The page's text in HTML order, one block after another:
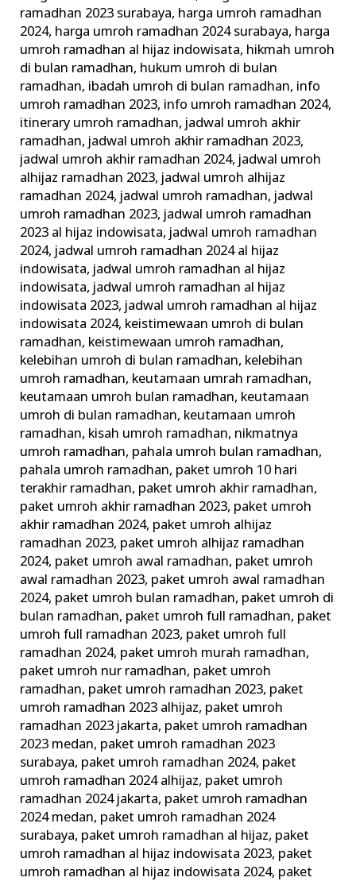
ramadhan 2023 surabaya, harga umroh ramadhan
2024, harga umroh ramadhan 2024 surabaya, harga
umroh ramadhan al hijaz indowisata, hikmah umroh
di bulan ramadhan, hukum umroh di bulan
ramadhan, ibadah umroh di bulan ramadhan, info
umroh ramadhan 2023, info umroh ramadhan 2024,
itinerary umroh ramadhan, jadwal umroh akhir
ramadhan, jadwal umroh akhir ramadhan 2023,
jadwal umroh akhir ramadhan 2024, jadwal umroh
alhijaz ramadhan 2023, jadwal umroh alhijaz
ramadhan 2024, jadwal umroh ramadhan, jadwal
umroh ramadhan 2023, jadwal umroh ramadhan
2023 al hijaz indowisata, jadwal umroh ramadhan
2024, jadwal umroh ramadhan 2024 al hijaz
indowisata, jadwal umroh ramadhan al hijaz
indowisata, jadwal umroh ramadhan al hijaz
indowisata 2023, jadwal umroh ramadhan al hijaz
indowisata 2024, keistimewaan umroh di bulan
ramadhan, keistimewaan umroh ramadhan,
kelebihan umroh di bulan ramadhan, kelebihan
umroh ramadhan, keutamaan umrah ramadhan,
keutamaan umroh bulan ramadhan, keutamaan
umroh di bulan ramadhan, keutamaan umroh
ramadhan, kisah umroh ramadhan, nikmatnya
umroh ramadhan, pahala umroh bulan ramadhan,
pahala umroh ramadhan, paket umroh 10 hari
terakhir ramadhan, paket umroh akhir ramadhan,
paket umroh akhir ramadhan 2023, paket umroh
akhir ramadhan 2024, paket umroh alhijaz
ramadhan 2023, paket umroh alhijaz ramadhan
2024, paket umroh awal ramadhan, paket umroh
awal ramadhan 2023, paket umroh awal ramadhan
2024, paket umroh bulan ramadhan, paket umroh di
bulan ramadhan, paket umroh full ramadhan, paket
umroh full ramadhan 2023, paket umroh full
ramadhan 2024, paket umroh murah ramadhan,
paket umroh nur ramadhan, paket umroh
ramadhan, paket umroh ramadhan 2023, paket
umroh ramadhan 2023 alhijaz, paket umroh
ramadhan 2023 jakarta, paket umroh ramadhan
2023 medan, paket umroh ramadhan 2023
surabaya, paket umroh ramadhan 2024, paket
umroh ramadhan 2024 alhijaz, paket umroh
ramadhan 2024 jakarta, paket umroh ramadhan
2024 medan, paket umroh ramadhan 2024
surabaya, paket umroh ramadhan al hijaz, paket
umroh ramadhan al hijaz indowisata 2023, paket
umroh ramadhan al hijaz indowisata 2024, paket